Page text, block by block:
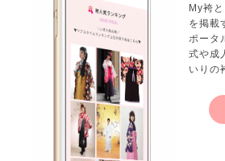
My袴
を掲載
ポータ
式や成
いりの